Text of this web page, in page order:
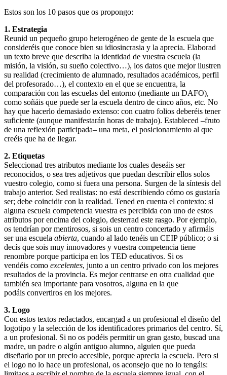
Estos son los 10 pasos que os propongo:
1. Estrategia
Reunid un pequeño grupo heterogéneo de gente de la escuela que
consideréis que conoce bien su idiosincrasia y la aprecia. Elaborad
un texto breve que describa la identidad de vuestra escuela (la
misión, la visión, su sueño colectivo…), los datos que mejor ilustren
su realidad (crecimiento de alumnado, resultados académicos, perfil
del profesorado…), el contexto en el que se encuentra, la
comparación con las escuelas del entorno (mediante un DAFO),
como soñáis que puede ser la escuela dentro de cinco años, etc. No
hay que hacerlo demasiado extenso: con cuatro folios deberéis tener
suficiente (aunque manifestarán horas de trabajo). Estableced –fruto
de una reflexión participada– una meta, el posicionamiento al que
creéis que ha de llegar.
2. Etiquetas
Seleccionad tres atributos mediante los cuales deseáis ser
reconocidos, o sea tres adjetivos que puedan describir ellos solos
vuestro colegio, como si fuera una persona. Surgen de la síntesis del
trabajo anterior. Sed realistas: no está describiendo cómo os gustaría
ser; debe coincidir con la realidad. Tened en cuenta el contexto: si
alguna escuela competencia vuestra es percibida con uno de estos
atributos por encima del colegio, desterrad este rasgo. Por ejemplo,
os tendrían por mentirosos, si sois un centro concertado y afirmáis
ser una escuela abierta, cuando al lado tenéis un CEIP público; o si
decís que sois muy innovadores y vuestra competencia tiene
renombre porque participa en los TED educativos. Si os
vendéis como excelentes, junto a un centro privado con los mejores
resultados de la provincia. Es mejor centrarse en otra cualidad que
también sea importante para vosotros, alguna en la que
podáis convertiros en los mejores.
3. Logo
Con estos textos redactados, encargad a un profesional el diseño del
logotipo y la selección de los identificadores primarios del centro. Sí,
a un profesional. Si no os podéis permitir un gran gasto, buscad una
madre, un padre o algún antiguo alumno, alguien que pueda
diseñarlo por un precio accesible, porque aprecia la escuela. Pero si
el logo no lo hace un profesional, os aconsejo que no lo tengáis: